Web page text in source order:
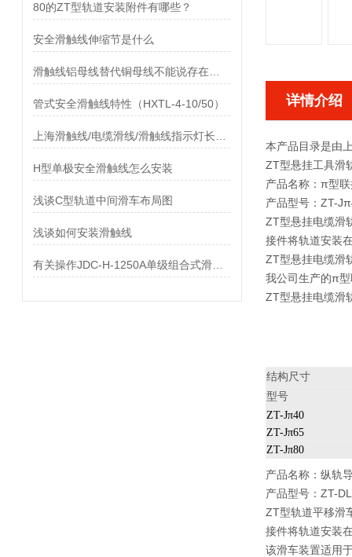
80的ZT型轨道安装附件有哪些？
安全滑触线伸缩节是什么
管式安全滑触线特性（HXTL-4-10/50）
H型单极安全滑触线怎么安装
浅谈C型轨道中间滑车布局图
浅谈如何安装滑触线
详情介绍
本产品目录是由
ZT型悬挂工具滑
产品名称： π型联
产品型号：ZT-
ZT型悬挂电缆滑
接件将轨道安装
ZT型悬挂电缆滑
我公司生产的π
ZT型悬挂电缆滑
结构尺寸
型号
ZT-Jπ40
ZT-Jπ65
ZT-Jπ80
产品名称： 纵轨
产品型号：ZT-
ZT型轨道平移滑
接件将轨道安装
该滑车装置适用